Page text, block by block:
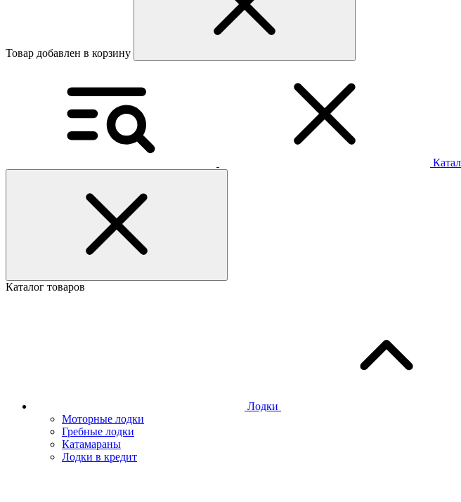
Товар добавлен в корзину
Каталог товаров
Лодки
Моторные лодки
Гребные лодки
Катамараны
Лодки в кредит